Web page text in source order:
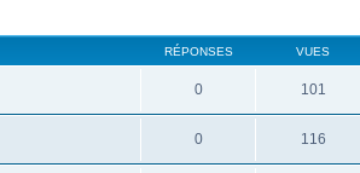
RÉPONSES VUES
0 101
0 116